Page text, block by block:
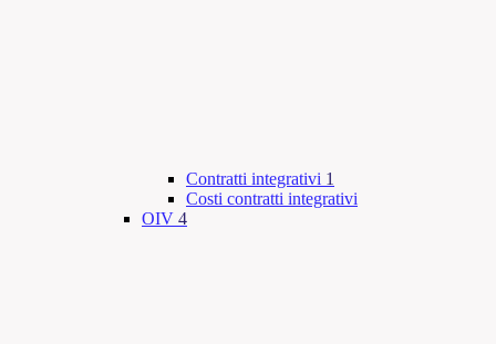
Contratti integrativi 1
Costi contratti integrativi
OIV 4